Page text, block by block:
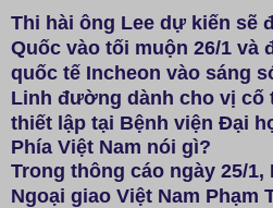
Thi hài ông Lee dự kiến sẽ
Quốc vào tối muộn 26/1 và
quốc tế Incheon vào sáng
Linh đường dành cho vị
thiết lập tại Bệnh viện Đại
Phía Việt Nam nói gì?
Trong thông cáo ngày 25/
Ngoại giao Việt Nam Phạm